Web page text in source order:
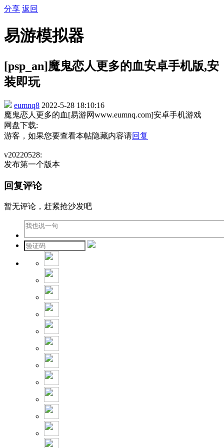
分享 返回
易游模拟器
[psp_an]魔鬼恋人更多的血安卓手机版,安
装即玩
eumnq8 2022-5-28 18:10:16
魔鬼恋人更多的血[易游网www.eumnq.com]安卓手机游戏
网盘下载:
游客，如果您要查看本帖隐藏内容请回复
v20220528:
发布第一个版本
回复评论
暂无评论，赶紧抢沙发吧